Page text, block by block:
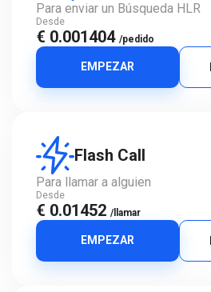
Para enviar un Búsqueda HLR
Desde
€ 0.001404 /pedido
EMPEZAR
Flash Call
Para llamar a alguien
Desde
€ 0.01452 /llamar
EMPEZAR